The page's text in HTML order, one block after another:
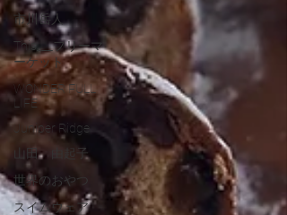
市川岳人
This___フリーマ
ーケット
WONDER FULL
LIFE
Juniper Ridge
山田 由起子
世界のおやつ
スイムウェア